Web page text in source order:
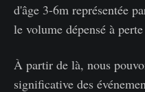
d'âge 3-6m représentée
le volume dépensé à
À partir de là, nous
significative des